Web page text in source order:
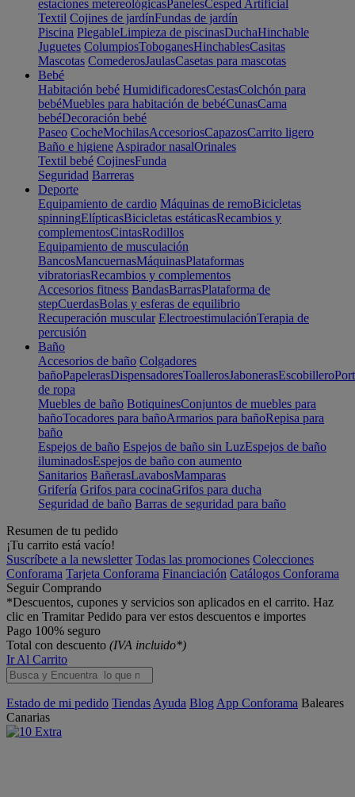
estaciones metereológicasPanelesCesped Artificial
Textil Cojines de jardínFundas de jardín
Piscina PlegableLimpieza de piscinasDuchaHinchable
Juguetes ColumpiosToboganesHinchablesCasitas
Mascotas ComederosJaulasCasetas para mascotas
Bebé
Habitación bebé HumidificadoresCestasColchón para
bebéMuebles para habitación de bebéCunasCama
bebéDecoración bebé
Paseo CocheMochilasAccesoriosCapazosCarrito ligero
Baño e higiene Aspirador nasalOrinales
Textil bebé CojinesFunda
Seguridad Barreras
Deporte
Equipamiento de cardio Máquinas de remoBicicletas
spinningElípticasBicicletas estáticasRecambios y
complementosCintasRodillos
Equipamiento de musculación
BancosMancuernasMáquinasPlataformas
vibratoriasRecambios y complementos
Accesorios fitness BandasBarrasPlataforma de
stepCuerdasBolas y esferas de equilibrio
Recuperación muscular ElectroestimulaciónTerapia de
percusión
Baño
Accesorios de baño Colgadores
bañoPapelerasDispensadoresToallerosJabonerasEscobillero
de ropa
Muebles de baño BotiquinesConjuntos de muebles para
bañoTocadores para bañoArmarios para bañoRepisa para
baño
Espejos de baño Espejos de baño sin LuzEspejos de baño
iluminadosEspejos de baño con aumento
Sanitarios BañerasLavabosMamparas
Grifería Grifos para cocinaGrifos para ducha
Seguridad de baño Barras de seguridad para baño
Resumen de tu pedido
¡Tu carrito está vacío!
Suscríbete a la newsletter Todas las promociones Colecciones
Conforama Tarjeta Conforama Financiación Catálogos Conforama
Seguir Comprando
*Descuentos, cupones y servicios son aplicados en el carrito. Haz
clic en Tramitar Pedido para ver estos descuentos e importes
Pago 100% seguro
Total con descuento (IVA incluido*)
Ir Al Carrito
Estado de mi pedido Tiendas Ayuda Blog App Conforama Baleares
Canarias